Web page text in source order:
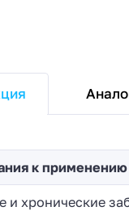
к применению
и хронические